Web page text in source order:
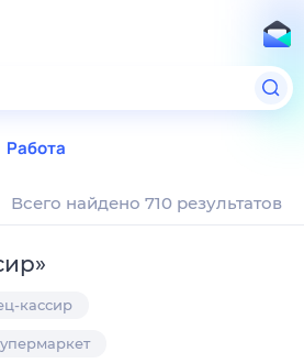
Работа
Всего найдено 710 результатов
»
кассир